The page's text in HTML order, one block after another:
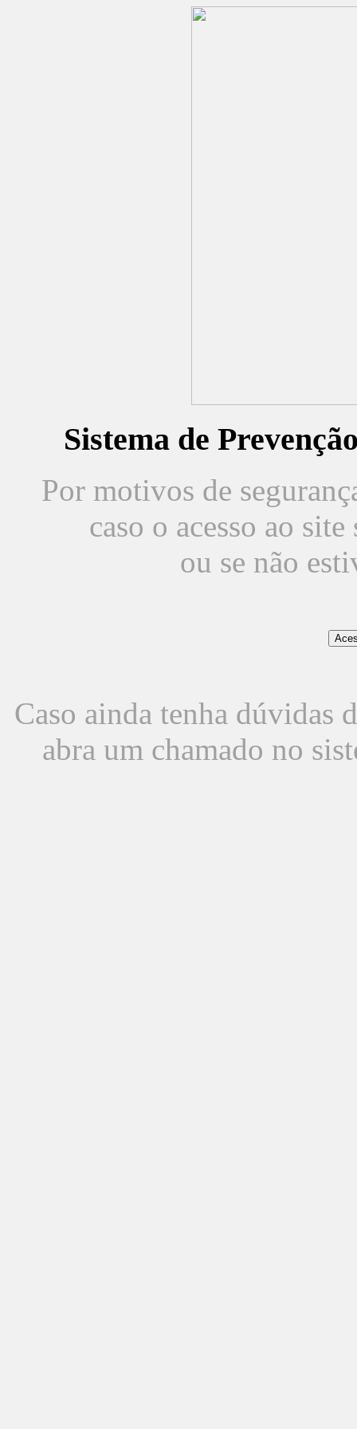
Sistema de
Por motivos de
caso o acesso ao
ou se não
Caso ainda tenha dúvidas
abra um chamado no